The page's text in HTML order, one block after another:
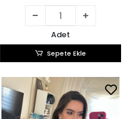
Adet
Sepete Ekle